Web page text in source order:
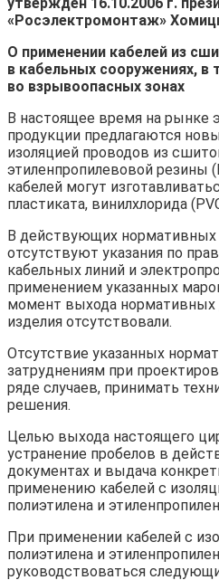
«Росэлектромонтаж»
О применении кабелей из
в кабельных сооружениях, в
во взрывоопасных зонах
В настоящее время на рынке
продукции предлагаются
изоляцией проводов из
этиленпропилевовой резины
кабелей могут
пластиката, винилхлорида
В действующих нормативных
отсутствуют указания по
кабельных линий и
применением указанных
момент выхода нормативных
изделия отсутствовали.
Отсутствие указанных
затруднениям при
ряде случаев, принимать
решения.
Целью выхода настоящего
устранение пробелов в
документах и выдача
применению кабелей с
полиэтилена и
При применении кабелей с
полиэтилена и
руководствоваться